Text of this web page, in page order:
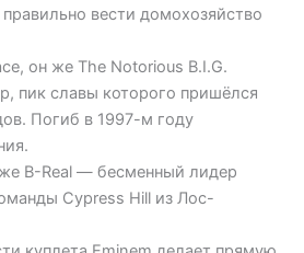
вести домохозяйство
он же The Notorious B.I.G.
пик славы которого пришёлся
Погиб в 1997-м году
B-Real — бесменный лидер
Cypress Hill из Лос-